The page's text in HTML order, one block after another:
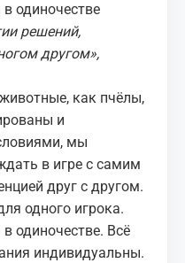
одиночестве
решений,
другом»,
как пчёлы,
и
мы
в игре с самим
друг с другом.
одного игрока.
в одиночестве. Всё
индивидуальны.